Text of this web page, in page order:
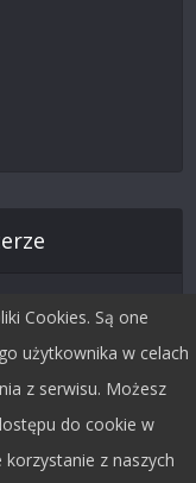
Cookies. Są one
użytkownika w celach
z serwisu. Możesz
do cookie w
z naszych